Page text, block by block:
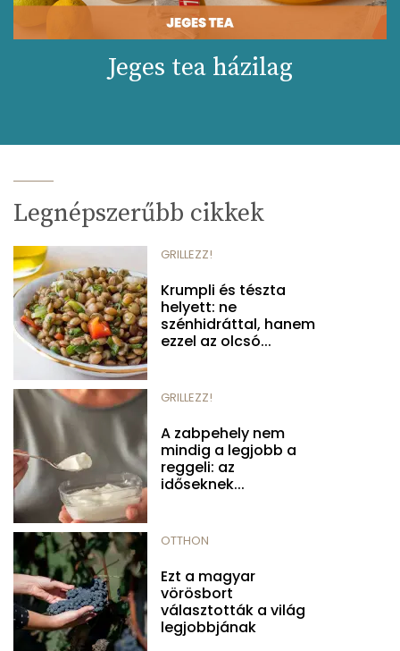
Jeges tea házilag
Legnépszerűbb cikkek
GRILLEZZ!
Krumpli és tészta
helyett: ne
szénhidráttal, hanem
ezzel az olcsó...
GRILLEZZ!
A zabpehely nem
mindig a legjobb a
reggeli: az
időseknek...
OTTHON
Ezt a magyar
vörösbort
választották a világ
legjobbjának